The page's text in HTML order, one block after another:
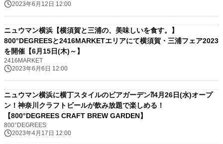
2023年6月12日 12:00
ニュウマン横浜【横須賀と三浦の、美味しいを食す。】
800°DEGREESと2416MARKETエリアにて横須賀・三浦フェア2023
を開催【6月15日(木)～】
2416MARKET
2023年6月6日 12:00
ニュウマン横浜に横丁スタイルのビアガーデン⁈4月26日(水)オープ
ン！神奈川クラフトビールが飲み放題で楽しめる！
【800°DEGREES CRAFT BREW GARDEN】
800°DEGREES
2023年4月17日 12:00